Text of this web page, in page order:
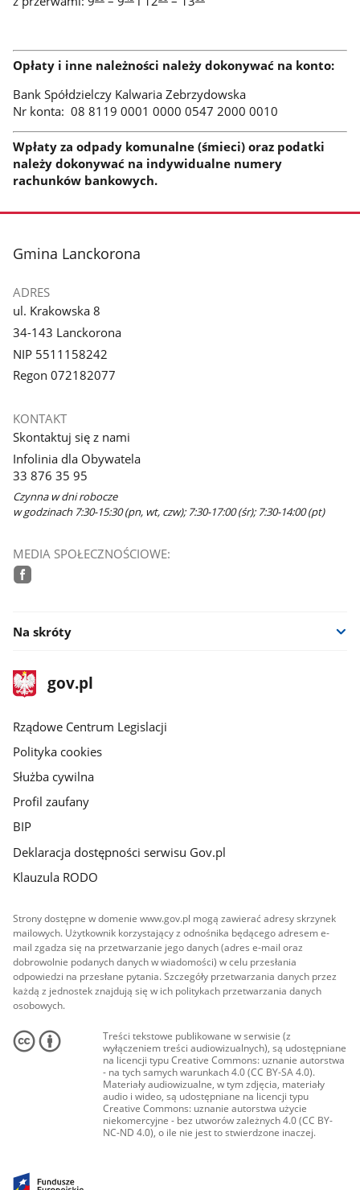
Opłaty i inne należności należy dokonywać na konto:
Bank Spółdzielczy Kalwaria Zebrzydowska
Nr konta: 08 8119 0001 0000 0547 2000 0010
Wpłaty za odpady komunalne (śmieci) oraz podatki
należy dokonywać na indywidualne numery
rachunków bankowych.
stopka
Gmina Lanckorona
ADRES
ul. Krakowska 8
34-143 Lanckorona
NIP 5511158242
Regon 072182077
KONTAKT
Skontaktuj się z nami
Infolinia dla Obywatela
33 876 35 95
Czynna w dni robocze
w godzinach 7:30-15:30 (pn, wt, czw); 7:30-17:00 (śr); 7:30-14:00 (pt)
MEDIA SPOŁECZNOŚCIOWE:
Na skróty
stopka
gov.plStrona
gov.pl
Rządowe Centrum Legislacji
Polityka cookies
Służba cywilna
Profil zaufany
BIP
Deklaracja dostępności serwisu Gov.pl
Klauzula RODO
Strony dostępne w domenie www.gov.pl mogą zawierać adresy skrzynek
mailowych. Użytkownik korzystający z odnośnika będącego adresem e-
mail zgadza się na przetwarzanie jego danych (adres e-mail oraz
dobrowolnie podanych danych w wiadomości) w celu przesłania
odpowiedzi na przesłane pytania. Szczegóły przetwarzania danych przez
każdą z jednostek znajdują się w ich politykach przetwarzania danych
osobowych.
Treści tekstowe publikowane w serwisie (z
wyłączeniem treści audiowizualnych), są udostępniane
na licencji typu Creative Commons: uznanie autorstwa
- na tych samych warunkach 4.0 (CC BY-SA 4.0).
Materiały audiowizualne, w tym zdjęcia, materiały
audio i wideo, są udostępniane na licencji typu
Creative Commons: uznanie autorstwa użycie
niekomercyjne - bez utworów zależnych 4.0 (CC BY-
NC-ND 4.0), o ile nie jest to stwierdzone inaczej.